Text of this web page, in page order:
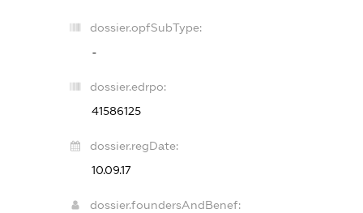
dossier.opfSubType:
-
dossier.edrpo:
41586125
dossier.regDate:
10.09.17
dossier.foundersAndBenef: